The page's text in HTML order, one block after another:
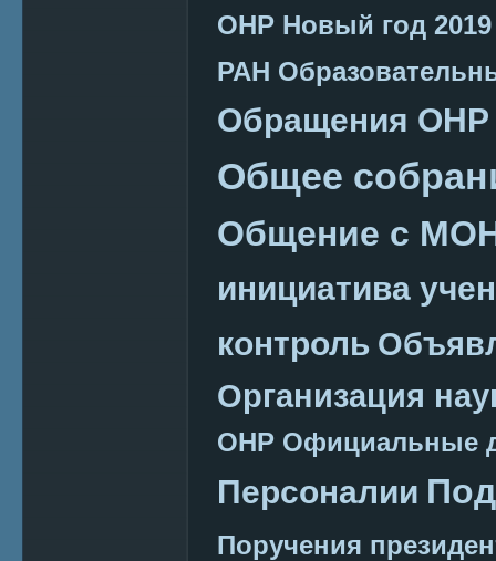
ОНР Новый год 2019
РАН
Обращения ОНР
Общее
Общение с
инициатива
контроль
Организация
ОНР Официальные
Персоналии
Поручения